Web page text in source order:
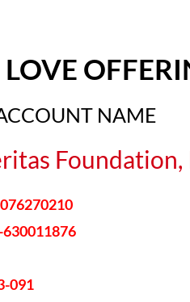
NAME
Foundation,
091